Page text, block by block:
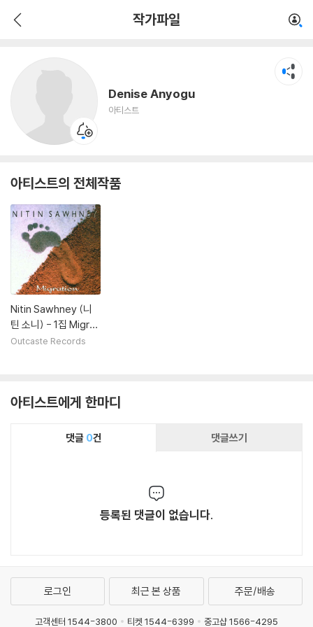
작가파일
Denise Anyogu
아티스트
아티스트의 전체작품
Nitin Sawhney (니
틴 소니) - 1집 Migrat
ion
Outcaste Records
아티스트에게 한마디
댓글 0건 댓글쓰기
등록된 댓글이 없습니다.
로그인 최근 본 상품 주문/배송
고객센터 1544-3800 티켓 1544-6399 중고샵 1566-4295